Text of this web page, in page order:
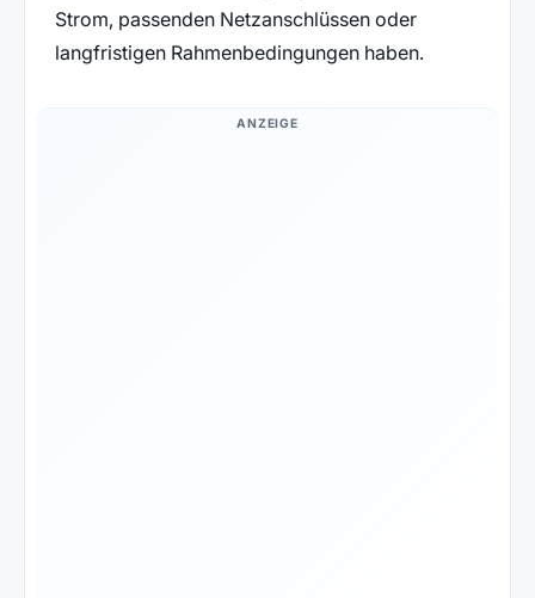
Strom, passenden Netzanschlüssen oder
langfristigen Rahmenbedingungen haben.
ANZEIGE